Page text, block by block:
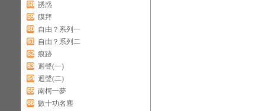
58 誘惑
59 膜拜
60 自由？系列一
61 自由？系列二
62 痕跡
63 迴聲(一)
64 迴聲(二)
65 南柯一夢
66 數十功名塵